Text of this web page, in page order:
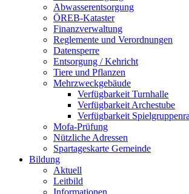
Abwasserentsorgung
ÖREB-Kataster
Finanzverwaltung
Reglemente und Verordnungen
Datensperre
Entsorgung / Kehricht
Tiere und Pflanzen
Mehrzweckgebäude
Verfügbarkeit Turnhalle
Verfügbarkeit Archestube
Verfügbarkeit
Mofa-Prüfung
Nützliche Adressen
Spartageskarte Gemeinde
Bildung
Aktuell
Leitbild
Informationen